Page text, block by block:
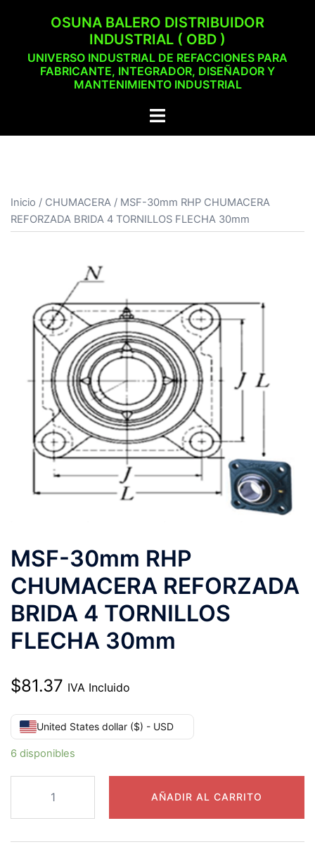
OSUNA BALERO DISTRIBUIDOR
INDUSTRIAL ( OBD )
UNIVERSO INDUSTRIAL DE REFACCIONES PARA
FABRICANTE, INTEGRADOR, DISEÑADOR Y
MANTENIMIENTO INDUSTRIAL
Alternar
Inicio / CHUMACERA / MSF-30mm RHP CHUMACERA
REFORZADA BRIDA 4 TORNILLOS FLECHA 30mm
MSF-30mm RHP
CHUMACERA REFORZADA
BRIDA 4 TORNILLOS
FLECHA 30mm
$81.37 IVA Incluido
United States dollar ($) - USD
6 disponibles
RHP
CHUMACERA
AÑADIR AL CARRITO